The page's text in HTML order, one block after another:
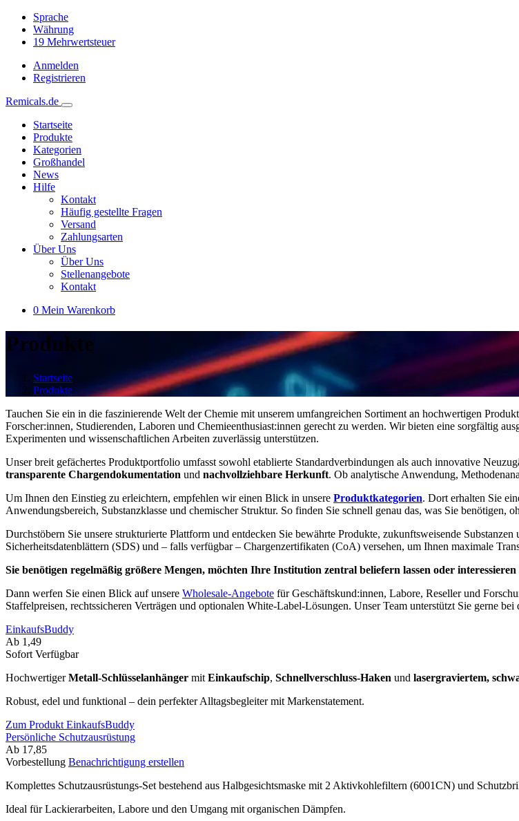
Sprache
Währung
19 Mehrwertsteuer
Anmelden
Registrieren
Remicals.de
Startseite
Produkte
Kategorien
Großhandel
News
Hilfe
Kontakt
Häufig gestellte Fragen
Versand
Zahlungsarten
Über Uns
Über Uns
Stellenangebote
Kontakt
0 Mein Warenkorb
Produkte
Startseite
Produkte
Tauchen Sie ein in die faszinierende Welt der Chemie mit unserem umfangreichen Sortiment an hochwertigen
Forscher:innen, Studierenden, Laboren und Chemieenthusiast:innen gerecht zu werden. Wir bieten eine sorgfältig
Experimenten und wissenschaftlichen Arbeiten zuverlässig unterstützen.
Unser breit gefächertes Produktportfolio umfasst sowohl etablierte Standardverbindungen als auch innovative
transparente Chargendokumentation und nachvollziehbare Herkunft. Ob analytische Anwendung,
Um Ihnen den Einstieg zu erleichtern, empfehlen wir einen Blick in unsere Produktkategorien. Dort erhalten Sie
Anwendungsbereich, Substanzklasse und chemischer Struktur. So finden Sie schnell genau das, was Sie benötigen,
Durchstöbern Sie unsere strukturierte Plattform und entdecken Sie bewährte Produkte, zukunftsweisende
Sicherheitsdatenblättern (SDS) und – falls verfügbar – Chargenzertifikaten (CoA) versehen, um Ihnen maximale
Sie benötigen regelmäßig größere Mengen, möchten Ihre Institution zentral beliefern lassen oder
Dann werfen Sie einen Blick auf unsere Wholesale-Angebote für Geschäftskund:innen, Labore, Reseller und
Staffelpreisen, rechtssicheren Verträgen und optionalen White-Label-Lösungen. Unser Team unterstützt Sie gerne
EinkaufsBuddy
Ab 1,49
Sofort Verfügbar
HochwertigerMetall-Schlüsselanhänger mit Einkaufschip, Schnellverschluss-Haken und lasergraviertem,
Robust, edel und funktional – dein perfekter Alltagsbegleiter mit Markenstatement.
Zum Produkt EinkaufsBuddy
Persönliche Schutzausrüstung
Ab 17,85
Vorbestellung Benachrichtigung erstellen
Komplettes Schutzausrüstungs-Set bestehend aus Halbgesichtsmaske mit 2 Aktivkohlefiltern (6001CN) und
Ideal für Lackierarbeiten, Labore und den Umgang mit organischen Dämpfen.